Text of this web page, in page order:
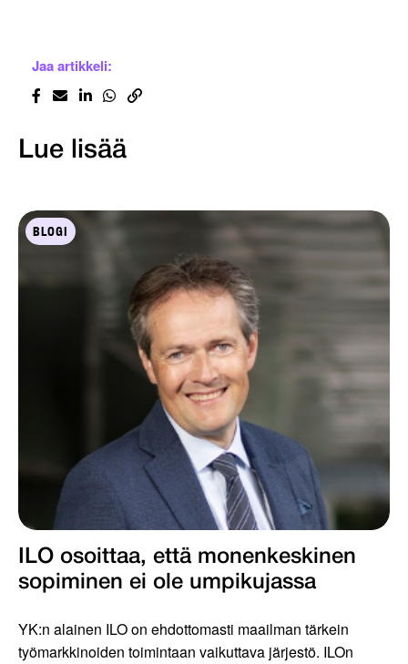
Jaa artikkeli:
Lue lisää
BLOGI
ILO osoittaa, että monenkeskinen
sopiminen ei ole umpikujassa
YK:n alainen ILO on ehdottomasti maailman tärkein
työmarkkinoiden toimintaan vaikuttava järjestö. ILOn